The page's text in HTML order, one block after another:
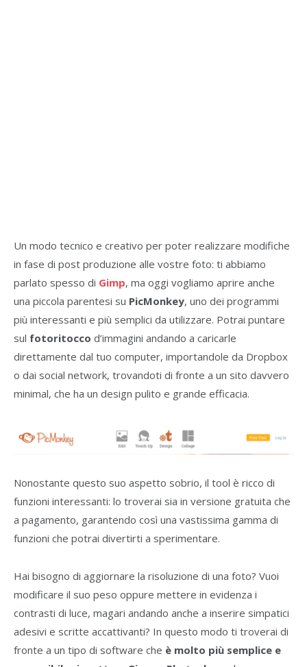
Un modo tecnico e creativo per poter realizzare modifiche
in fase di post produzione alle vostre foto: ti abbiamo
parlato spesso di Gimp, ma oggi vogliamo aprire anche
una piccola parentesi su PicMonkey, uno dei programmi
più interessanti e più semplici da utilizzare. Potrai puntare
sul fotoritocco d’immagini andando a caricarle
direttamente dal tuo computer, importandole da Dropbox
o dai social network, trovandoti di fronte a un sito davvero
minimal, che ha un design pulito e grande efficacia.
Nonostante questo suo aspetto sobrio, il tool è ricco di
funzioni interessanti: lo troverai sia in versione gratuita che
a pagamento, garantendo così una vastissima gamma di
funzioni che potrai divertirti a sperimentare.
Hai bisogno di aggiornare la risoluzione di una foto? Vuoi
modificare il suo peso oppure mettere in evidenza i
contrasti di luce, magari andando anche a inserire simpatici
adesivi e scritte accattivanti? In questo modo ti troverai di
fronte a un tipo di software che è molto più semplice e